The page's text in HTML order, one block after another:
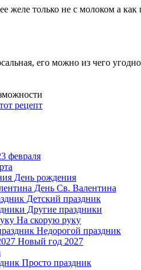
желе только не с молоком а
его можно из чего угодно
рецепт
февраля
День рождения
День Св. Валентина
Детский праздник
Другие праздники
На скорую руку
Недорогой праздник
Новый год 2027
Просто праздник